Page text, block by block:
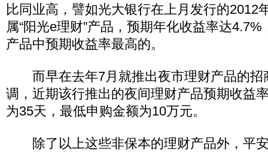
比同业高，譬如光大银行在上月发行的2012
属“阳光e理财”产品，预期年化收益率达
产品中预期收益率最高的。
而早在去年7月就推出夜市理财产品的招
调，近期该行推出的夜间理财产品预期收益
为35天，最低申购金额为10万元。
除了以上这些非保本的理财产品外，平